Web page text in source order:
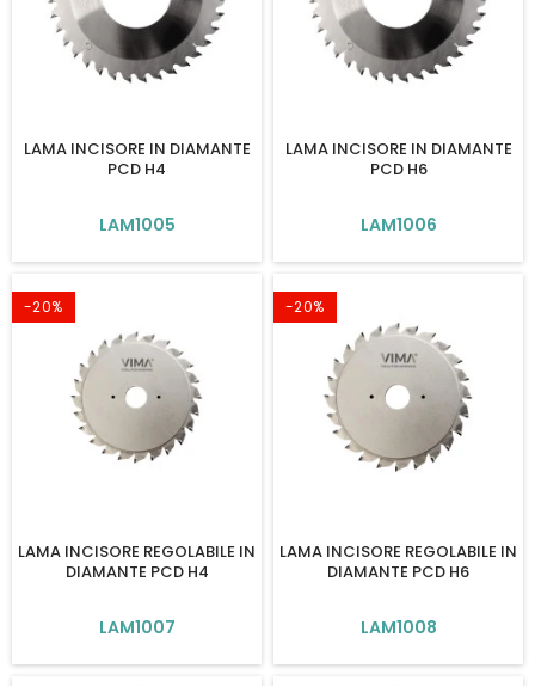
LAMA INCISORE IN DIAMANTE
PCD H4
LAM1005
LAMA INCISORE IN DIAMANTE
PCD H6
LAM1006
-20%
LAMA INCISORE REGOLABILE IN
DIAMANTE PCD H4
LAM1007
-20%
LAMA INCISORE REGOLABILE IN
DIAMANTE PCD H6
LAM1008